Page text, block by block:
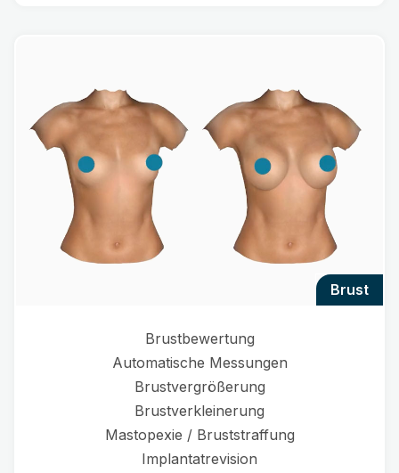
brust
Brustbewertung
Automatische Messungen
Brustvergrößerung
Brustverkleinerung
Mastopexie / Bruststraffung
Implantatrevision